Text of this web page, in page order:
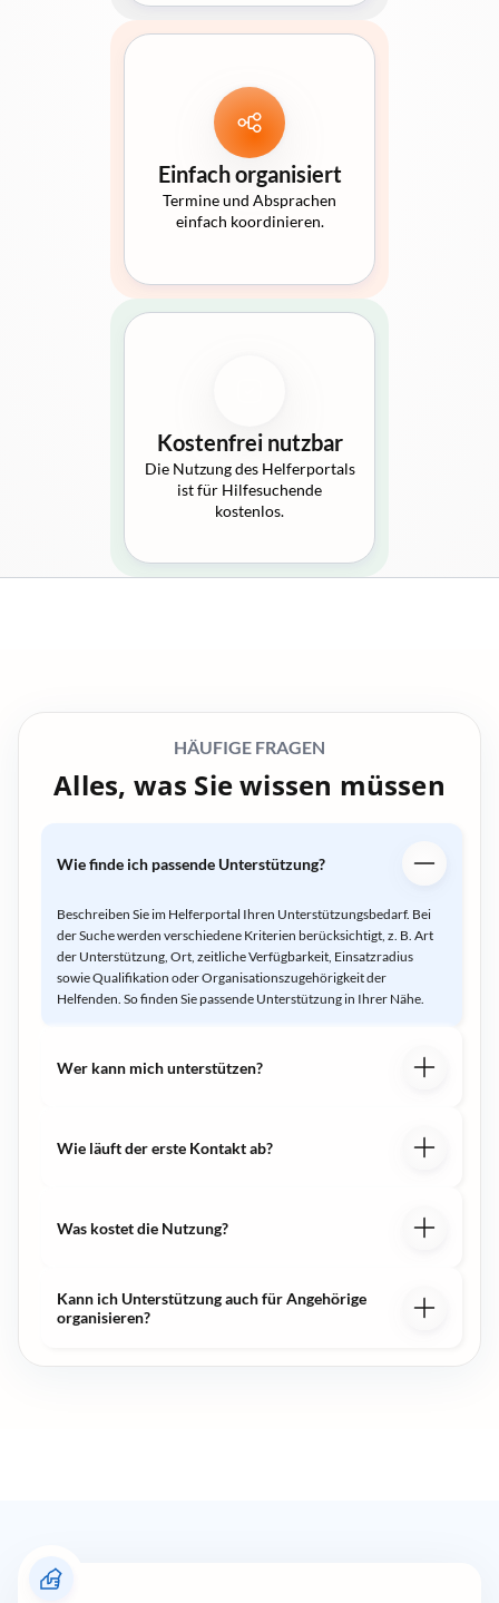
Einfach organisiert
Termine und Absprachen
einfach koordinieren.
Kostenfrei nutzbar
Die Nutzung des Helferportals
ist für Hilfesuchende
kostenlos.
HÄUFIGE FRAGEN
Alles, was Sie wissen müssen
Wie finde ich passende Unterstützung?
Beschreiben Sie im Helferportal Ihren Unterstützungsbedarf. Bei
der Suche werden verschiedene Kriterien berücksichtigt, z. B. Art
der Unterstützung, Ort, zeitliche Verfügbarkeit, Einsatzradius
sowie Qualifikation oder Organisationszugehörigkeit der
Helfenden. So finden Sie passende Unterstützung in Ihrer Nähe.
Wer kann mich unterstützen?
Wie läuft der erste Kontakt ab?
Was kostet die Nutzung?
Kann ich Unterstützung auch für Angehörige
organisieren?